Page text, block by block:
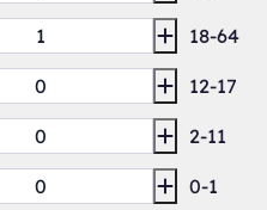
18-64
12-17
2-11
0-1